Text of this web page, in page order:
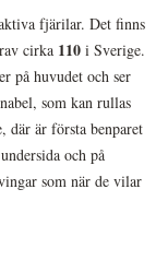
fjärilar. Det finns
cirka 110 i Sverige.
på huvudet och ser
som kan rullas
där är första benparet
och på
som när de vilar